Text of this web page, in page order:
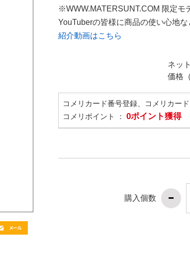
※WWW.MATERSUNT.COM 限定モ
YouTuberの皆様に商品の使い心地
紹介動画はこちら
ネッ
価格
コメリカード番号登録、コメリカー
コメリポイント ： 0ポイント獲得
購入個数